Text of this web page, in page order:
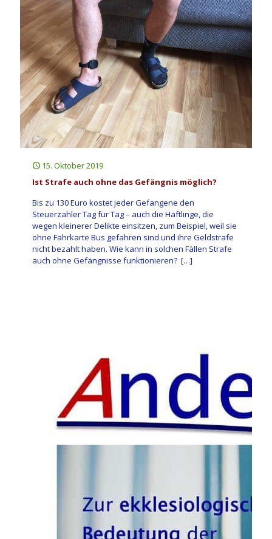
15. Oktober 2019
Ist Strafe auch ohne das Gefängnis möglich?
Bis zu 130 Euro kostet jeder Gefangene den
Steuerzahler Tag für Tag – auch die Häftlinge, die
wegen kleinerer Delikte einsitzen, zum Beispiel, weil sie
ohne Fahrkarte Bus gefahren sind und ihre Geldstrafe
nicht bezahlt haben. Wie kann in solchen Fällen Strafe
auch ohne Gefängnisse funktionieren? […]